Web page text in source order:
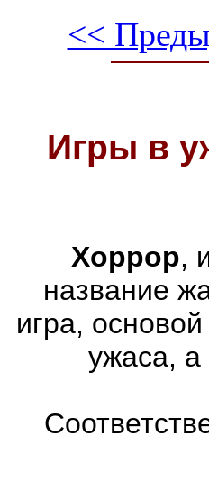
<<
Игры в
Хоррор,
название
игра,
ужаса, а